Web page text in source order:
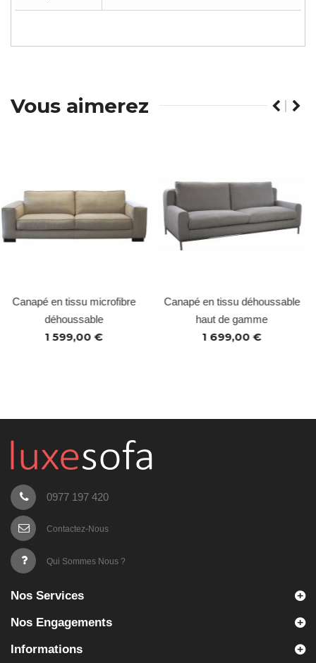
Vous aimerez
Canapé en tissu microfibre
déhoussable
1 599,00 €
Canapé en tissu déhoussable
haut de gamme
1 699,00 €
0977 197 420
Contactez-Nous
Qui Sommes Nous ?
Nos Services
Nos Engagements
Informations